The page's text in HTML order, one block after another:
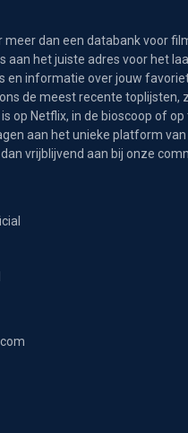
dan een databank voor
aan het juiste adres voor het
en informatie over jouw
de meest recente toplijsten,
op Netflix, in de bioscoop of op
aan het unieke platform van
vrijblijvend aan bij onze